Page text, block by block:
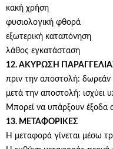
κακή χρήση
φυσιολογική φθορά
εξωτερική καταπόνηση
λάθος εγκατάσταση
12. ΑΚΥΡΩΣΗ
πριν την αποστολή: δωρεάν
μετά την αποστολή: ισχύει
Μπορεί να υπάρξουν έξοδα
13. ΜΕΤΑΦΟΡΙΚΕΣ
Η μεταφορά γίνεται μέσω